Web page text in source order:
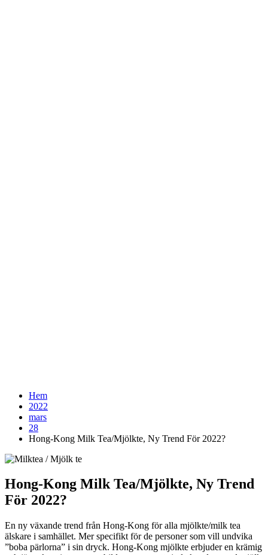
Hem
2022
mars
28
Hong-Kong Milk Tea/Mjölkte, Ny Trend För 2022?
Hong-Kong Milk Tea/Mjölkte, Ny Trend
För 2022?
En ny växande trend från Hong-Kong för alla mjölkte/milk tea
älskare i samhället. Mer specifikt för de personer som vill undvika
”boba pärlorna” i sin dryck. Hong-Kong mjölkte erbjuder en krämig